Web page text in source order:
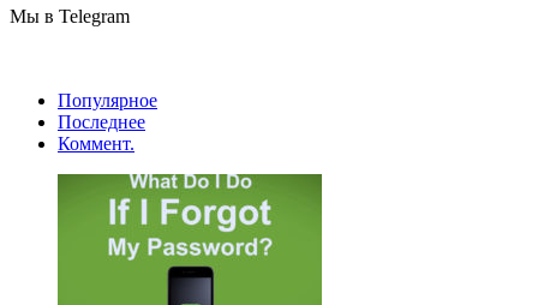
Мы в Telegram
Популярное
Последнее
Коммент.